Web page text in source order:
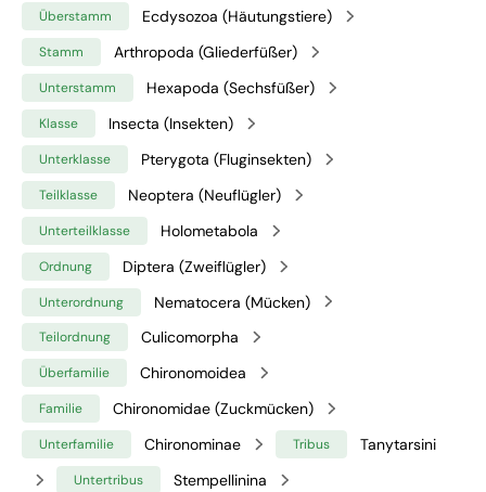
Überstamm Ecdysozoa (Häutungstiere)
Stamm Arthropoda (Gliederfüßer)
Unterstamm Hexapoda (Sechsfüßer)
Klasse Insecta (Insekten)
Unterklasse Pterygota (Fluginsekten)
Teilklasse Neoptera (Neuflügler)
Unterteilklasse Holometabola
Ordnung Diptera (Zweiflügler)
Unterordnung Nematocera (Mücken)
Teilordnung Culicomorpha
Überfamilie Chironomoidea
Familie Chironomidae (Zuckmücken)
Unterfamilie Chironominae Tribus Tanytarsini
Untertribus Stempellinina